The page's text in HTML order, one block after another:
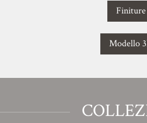
Finiture
Modello